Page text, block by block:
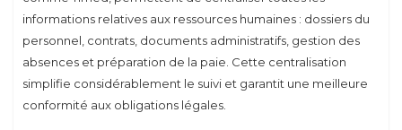
informations relatives aux ressources humaines : dossiers du
personnel, contrats, documents administratifs, gestion des
absences et préparation de la paie. Cette centralisation
simplifie considérablement le suivi et garantit une meilleure
conformité aux obligations légales.